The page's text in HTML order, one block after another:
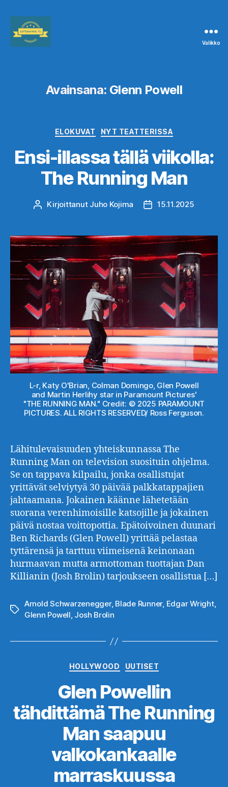
Valikko
Avainsana: Glenn Powell
Kategoriat
ELOKUVAT NYT TEATTERISSA
Ensi-illassa tällä viikolla:
The Running Man
Kirjoittaja
Kirjoittanut Juho Kojima Julkaisupäivämäärä
15.11.2025
L-r, Katy O'Brian, Colman Domingo, Glen Powell
and Martin Herlihy star in Paramount Pictures'
"THE RUNNING MAN." Credit: © 2025 PARAMOUNT
PICTURES. ALL RIGHTS RESERVED/ Ross Ferguson.
Lähitulevaisuuden yhteiskunnassa The
Running Man on television suosituin ohjelma.
Se on tappava kilpailu, jonka osallistujat
yrittävät selviytyä 30 päivää palkkatappajien
jahtaamana. Jokainen käänne lähetetään
suorana verenhimoisille katsojille ja jokainen
päivä nostaa voittopottia. Epätoivoinen duunari
Ben Richards (Glen Powell) yrittää pelastaa
tyttärensä ja tarttuu viimeisenä keinonaan
hurmaavan mutta armottoman tuottajan Dan
Killianin (Josh Brolin) tarjoukseen osallistua […]
Avainsanat
Arnold Schwarzenegger, Blade Runner, Edgar Wright,
Glenn Powell, Josh Brolin
Kategoriat
HOLLYWOOD UUTISET
Glen Powellin
tähdittämä The Running
Man saapuu
valkokankaalle
marraskuussa